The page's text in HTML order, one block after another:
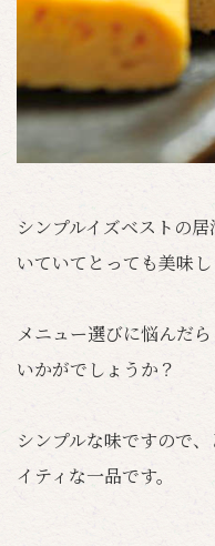
シンプルイズベストの
いていてとっても美味
メニュー選びに悩んだ
いかがでしょうか？
シンプルな味ですので
イティな一品です。